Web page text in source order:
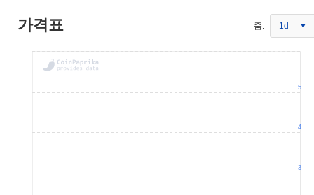
가격표 줌: 1d
3
4
5